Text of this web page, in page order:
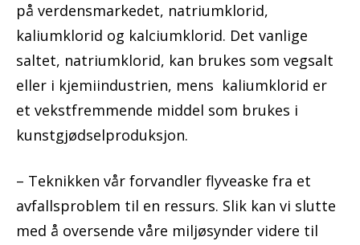
på verdensmarkedet, natriumklorid,
kaliumklorid og kalciumklorid. Det vanlige
saltet, natriumklorid, kan brukes som vegsalt
eller i kjemiindustrien, mens kaliumklorid er
et vekstfremmende middel som brukes i
kunstgjødselproduksjon.
– Teknikken vår forvandler flyveaske fra et
avfallsproblem til en ressurs. Slik kan vi slutte
med å oversende våre miljøsynder videre til